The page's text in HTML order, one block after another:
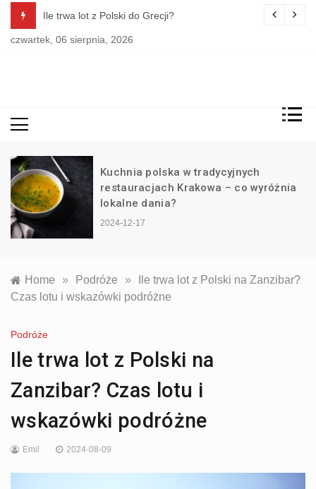
content
Ile trwa lot z Polski do Grecji?
czwartek, 06 sierpnia, 2026
Kuchnia polska w tradycyjnych
restauracjach Krakowa – co wyróżnia
lokalne dania?
2024-12-17
Home » Podróże »
Ile trwa lot z Polski na Zanzibar?
Czas lotu i wskazówki podróżne
Podróże
Ile trwa lot z Polski na
Zanzibar? Czas lotu i
wskazówki podróżne
Emil 2024-08-09